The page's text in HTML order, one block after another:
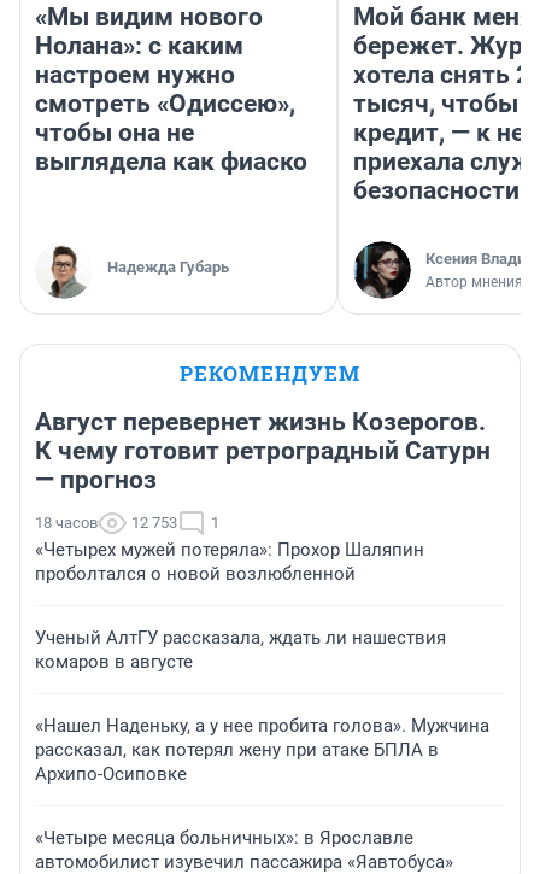
«Мы видим нового
Нолана»: с каким
настроем нужно
смотреть «Одиссею»,
чтобы она не
выглядела как фиаско
Надежда Губарь
Мой банк меня
бережет.
хотела снять
тысяч, чтобы
кредит, — к
приехала
безопасности
Ксения
Автор мнения
РЕКОМЕНДУЕМ
Август перевернет жизнь Козерогов.
К чему готовит ретроградный Сатурн
— прогноз
18 часов 12 753 1
«Четырех мужей потеряла»: Прохор Шаляпин
проболтался о новой возлюбленной
Ученый АлтГУ рассказала, ждать ли нашествия
комаров в августе
«Нашел Наденьку, а у нее пробита голова». Мужчина
рассказал, как потерял жену при атаке БПЛА в
Архипо-Осиповке
«Четыре месяца больничных»: в Ярославле
автомобилист изувечил пассажира «Яавтобуса»